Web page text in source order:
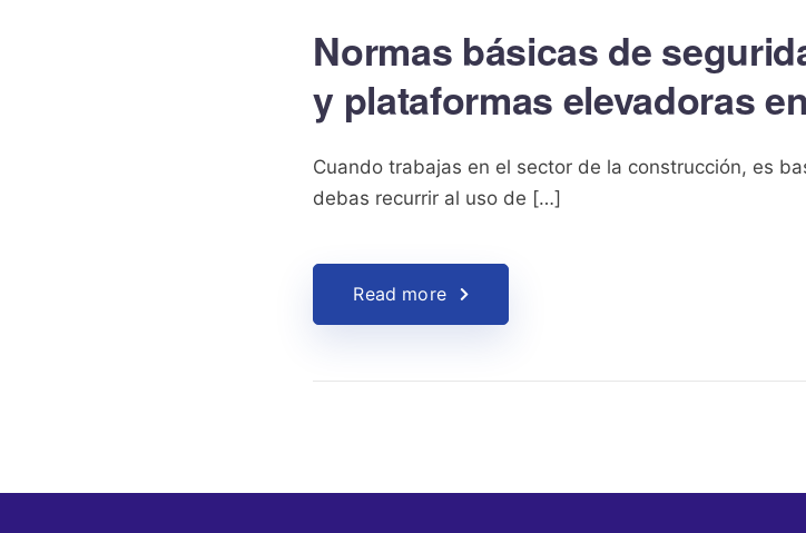
Normas básicas de
y plataformas elevadoras
Cuando trabajas en el sector de la construcción, es
debas recurrir al uso de […]
Read more